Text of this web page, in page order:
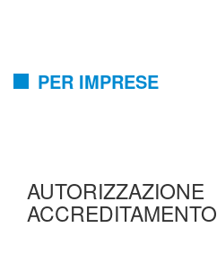
PER IMPRESE
AUTORIZZAZIONE
ACCREDITAMENTO